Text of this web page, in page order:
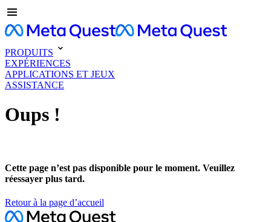
PRODUITS
EXPÉRIENCES
APPLICATIONS ET JEUX
ASSISTANCE
Oups !
Cette page n’est pas disponible pour le moment. Veuillez
réessayer plus tard.
Retour à la page d’accueil